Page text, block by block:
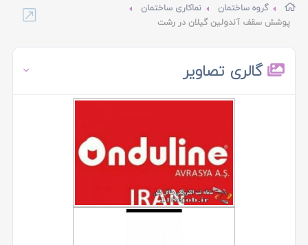
گروه ساختمان
نماکاری ساختمان
پوشش سقف آندولین گیلان در رشت
گالری تصاویر